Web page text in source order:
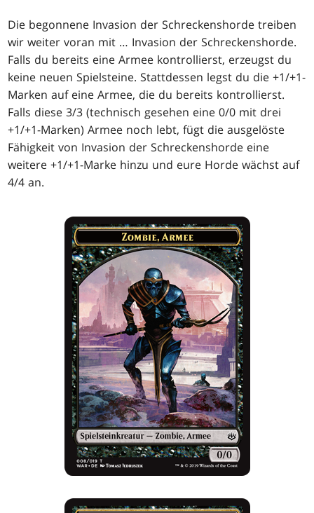
Die begonnene Invasion der Schreckenshorde treiben
wir weiter voran mit … Invasion der Schreckenshorde.
Falls du bereits eine Armee kontrollierst, erzeugst du
keine neuen Spielsteine. Stattdessen legst du die +1/+1-
Marken auf eine Armee, die du bereits kontrollierst.
Falls diese 3/3 (technisch gesehen eine 0/0 mit drei
+1/+1-Marken) Armee noch lebt, fügt die ausgelöste
Fähigkeit von Invasion der Schreckenshorde eine
weitere +1/+1-Marke hinzu und eure Horde wächst auf
4/4 an.